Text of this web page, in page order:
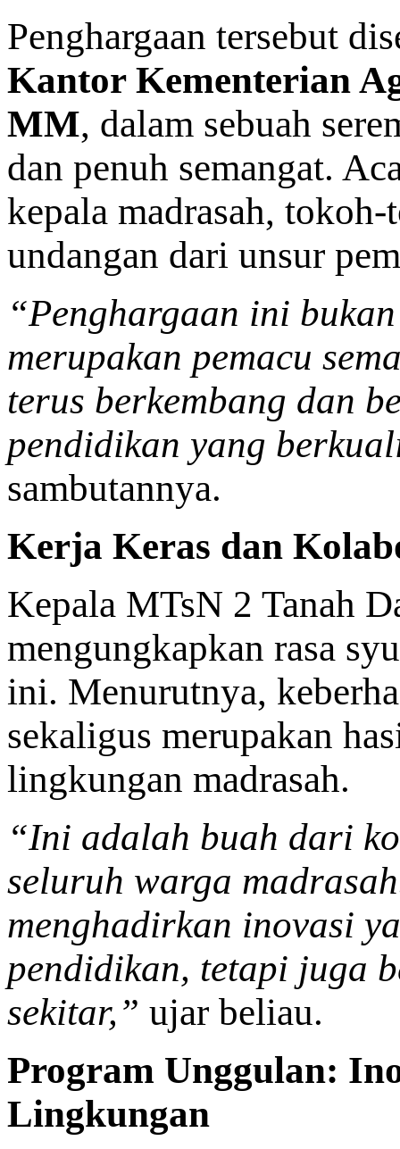
Penghargaan tersebut
Kantor Kementerian
MM, dalam sebuah
dan penuh semangat.
kepala madrasah,
undangan dari unsur
“Penghargaan ini
merupakan pemacu
terus berkembang dan
pendidikan yang
sambutannya.
Kerja Keras dan
Kepala MTsN 2 Tanah
mengungkapkan rasa
ini. Menurutnya,
sekaligus merupakan
lingkungan madrasah.
“Ini adalah buah dari
seluruh warga
menghadirkan inovasi
pendidikan, tetapi juga
sekitar,” ujar beliau.
Program Unggulan:
Lingkungan